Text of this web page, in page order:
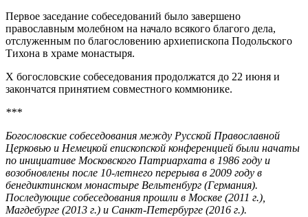
Первое заседание собеседований было завершено
православным молебном на начало всякого благого дела,
отслуженным по благословению архиепископа Подольского
Тихона в храме монастыря.
Х богословские собеседования продолжатся до 22 июня и
закончатся принятием совместного коммюнике.
***
Богословские собеседования между Русской Православной
Церковью и Немецкой епископской конференцией были начаты
по инициативе Московского Патриархата в 1986 году и
возобновлены после 10-летнего перерыва в 2009 году в
бенедиктинском монастыре Вельтенбург (Германия).
Последующие собеседования прошли в Москве (2011 г.),
Магдебурге (2013 г.) и Санкт-Петербурге (2016 г.).